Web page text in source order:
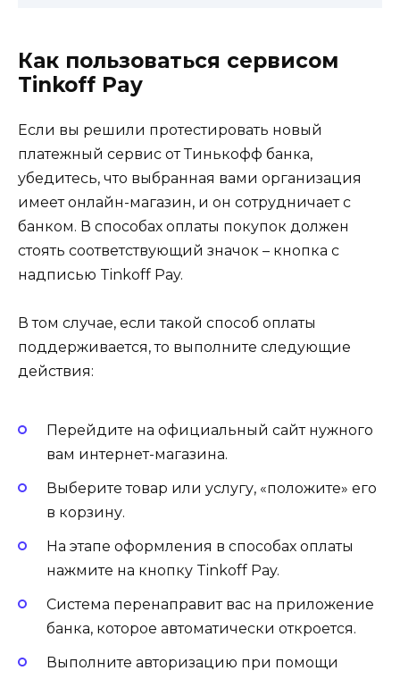
Как пользоваться сервисом
Tinkoff Pay
Если вы решили протестировать новый
платежный сервис от Тинькофф банка,
убедитесь, что выбранная вами организация
имеет онлайн-магазин, и он сотрудничает с
банком. В способах оплаты покупок должен
стоять соответствующий значок – кнопка с
надписью Tinkoff Pay.
В том случае, если такой способ оплаты
поддерживается, то выполните следующие
действия:
Перейдите на официальный сайт нужного
вам интернет-магазина.
Выберите товар или услугу, «положите» его
в корзину.
На этапе оформления в способах оплаты
нажмите на кнопку Tinkoff Pay.
Система перенаправит вас на приложение
банка, которое автоматически откроется.
Выполните авторизацию при помощи